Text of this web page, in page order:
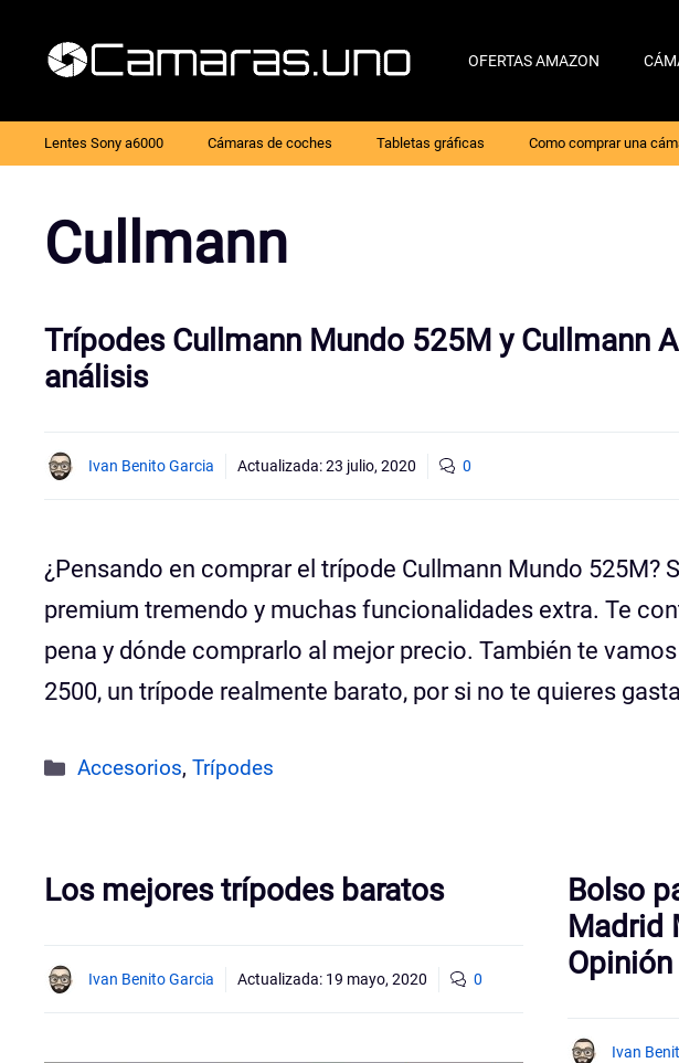
OFERTAS AMAZON
Lentes Sony a6000 Cámaras de coches Tabletas gráficas Como comprar una
Cullmann
Trípodes Cullmann Mundo 525M y Cullmann
análisis
Ivan Benito Garcia Actualizada:23 julio, 2020 0
¿Pensando en comprar el trípode Cullmann Mundo 525M?
premium tremendo y muchas funcionalidades extra. Te
pena y dónde comprarlo al mejor precio. También te
2500, un trípode realmente barato, por si no te quieres
Categorías
Accesorios, Trípodes
Los mejores trípodes baratos
Ivan Benito Garcia Actualizada: 19 mayo, 2020 0
Bolso
Madrid
Opinión
Ivan